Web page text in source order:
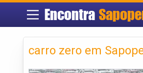
Encontra
carro zero em